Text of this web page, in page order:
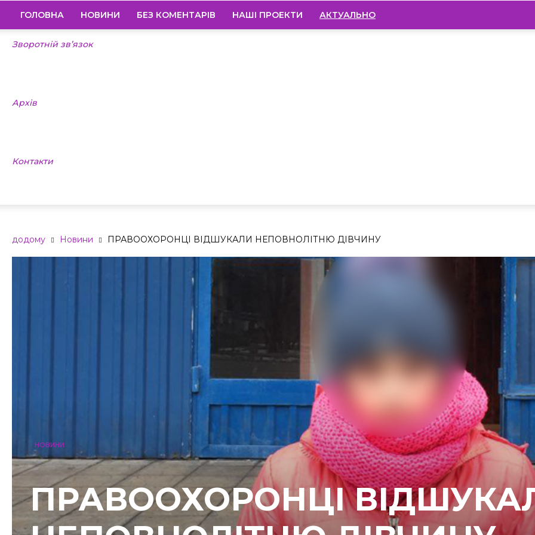
ГОЛОВНА НОВИНИ БЕЗ КОМЕНТАРІВ НАШІ ПРОЕКТИ АКТУАЛЬНО
Зворотній зв’язок
Архів
Контакти
додому Новини ПРАВООХОРОНЦІ ВІДШУКАЛИ НЕПОВНОЛІТНЮ ДІВЧИНУ
НОВИНИ
ПРАВООХОРОНЦІ